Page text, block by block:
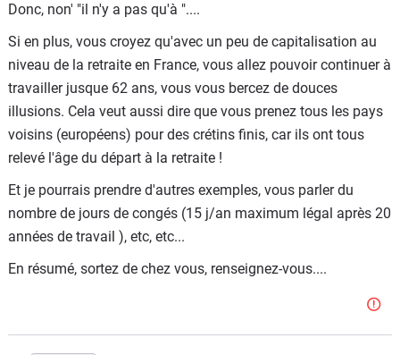
Donc, non' "il n'y a pas qu'à "....
Si en plus, vous croyez qu'avec un peu de capitalisation au
niveau de la retraite en France, vous allez pouvoir continuer à
travailler jusque 62 ans, vous vous bercez de douces
illusions. Cela veut aussi dire que vous prenez tous les pays
voisins (européens) pour des crétins finis, car ils ont tous
relevé l'âge du départ à la retraite !
Et je pourrais prendre d'autres exemples, vous parler du
nombre de jours de congés (15 j/an maximum légal après 20
années de travail ), etc, etc...
En résumé, sortez de chez vous, renseignez-vous....